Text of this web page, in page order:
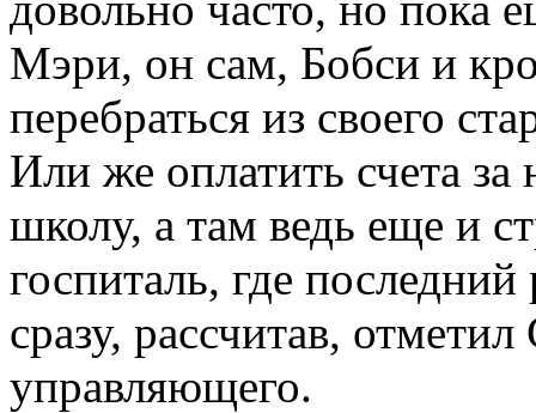
Мэри, он сам, Бобси и
перебраться из своего
Или же оплатить счета
школу, а там ведь еще и
госпиталь, где
сразу, рассчитав,
управляющего.